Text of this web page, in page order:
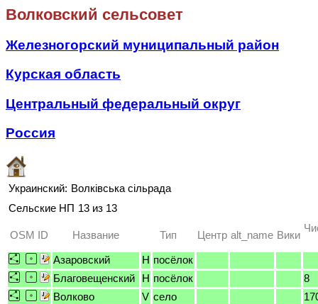
Волковский сельсовет
Железногорский муниципальный район
Курская область
Центральный федеральный округ
Россия
Украинский: Волківська сільрада
Сельские НП 13 из 13
OSM ID Название Тип Центр alt_name Вики
Азаровский H посёлок
Благовещенский
H посёлок
8
Волково
V село